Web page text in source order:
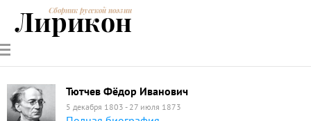
РУССКИЕ
ПОЭТЫ
СОВРЕМЕННИКИЭНЦИКЛОПЕДИЯ
ПОЭЗИИ
Сборник русской поэзии
Лирикон
Тютчев Фёдор Иванович
5 декабря 1803 - 27 июля 1873